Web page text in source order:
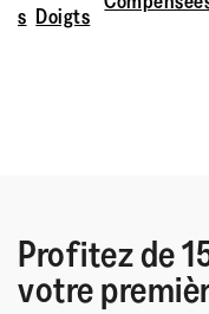
s Doigts
Profitez de
votre